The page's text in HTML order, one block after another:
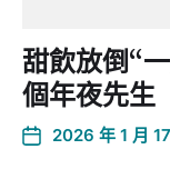
甜飲放倒“
個年夜先生
2026 年 1 月